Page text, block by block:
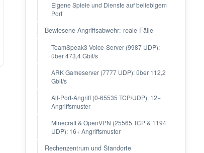
Eigene Spiele und Dienste auf beliebigem
Port
Bewiesene Angriffsabwehr: reale Fälle
TeamSpeak3 Voice-Server (9987 UDP):
über 473,4 Gbit/s
ARK Gameserver (7777 UDP): über 112,2
Gbit/s
All-Port-Angriff (0-65535 TCP/UDP): 12+
Angriffsmuster
Minecraft & OpenVPN (25565 TCP & 1194
UDP): 16+ Angriffsmuster
Rechenzentrum und Standorte